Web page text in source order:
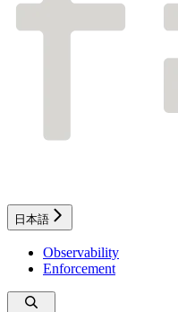
日本語
Observability
Enforcement